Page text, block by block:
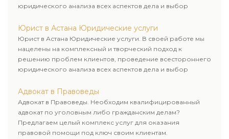
юридического анализа всех аспектов дела и выбор
Юрист в Астана Юридические услуги
Юрист в Астана Юридические услуги. В своей работе мы
нацелены на комплексный и творческий подход к
решению проблем клиентов, проведение всестороннего
юридического анализа всех аспектов дела и выбор
Адвокат в Правоведы
Адвокат в Правоведы. Необходим квалифицированный
адвокат по уголовным либо гражданским делам?
Предлагаем целый комплекс услуг для оказания
правовой помощи под ключ своим клиентам.